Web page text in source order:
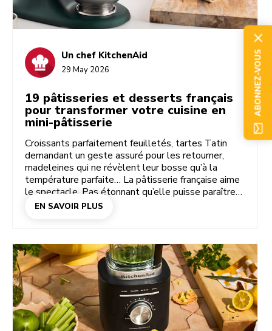
Un chef KitchenAid
29 May 2026
19 pâtisseries et desserts français
pour transformer votre cuisine en
mini-pâtisserie
Croissants parfaitement feuilletés, tartes Tatin
demandant un geste assuré pour les retourner,
madeleines qui ne révèlent leur bosse qu’à la
température parfaite… La pâtisserie française aime
le spectacle. Pas étonnant qu’elle puisse paraître
intimidante. Mais une fois que vous maîtrisez les
des airs parisiens.
EN SAVOIR PLUS
ABONNEZ-VOUS